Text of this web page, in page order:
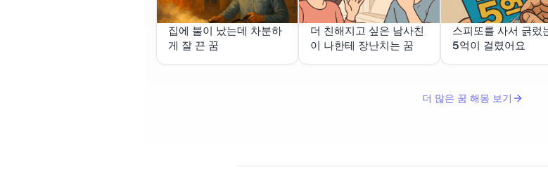
집에 불이 났는데 차분하
게 잘 끈 꿈
더 친해지고 싶은 남사친
이 나한테 장난치는 꿈
스피또를 사서 긁렀
5억이 걸렸어요
더 많은 꿈 해몽 보기